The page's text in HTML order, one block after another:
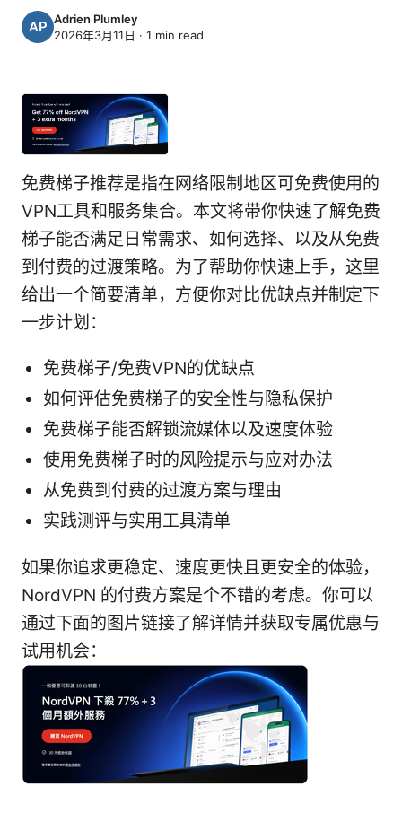
Adrien Plumley
2026年3月11日 · 1 min read
免费梯子推荐是指在网络限制地区可免费使用的
VPN工具和服务集合。本文将带你快速了解免费
梯子能否满足日常需求、如何选择、以及从免费
到付费的过渡策略。为了帮助你快速上手，这里
给出一个简要清单，方便你对比优缺点并制定下
一步计划：
免费梯子/免费VPN的优缺点
如何评估免费梯子的安全性与隐私保护
免费梯子能否解锁流媒体以及速度体验
使用免费梯子时的风险提示与应对办法
从免费到付费的过渡方案与理由
实践测评与实用工具清单
如果你追求更稳定、速度更快且更安全的体验，
NordVPN 的付费方案是个不错的考虑。你可以
通过下面的图片链接了解详情并获取专属优惠与
试用机会：